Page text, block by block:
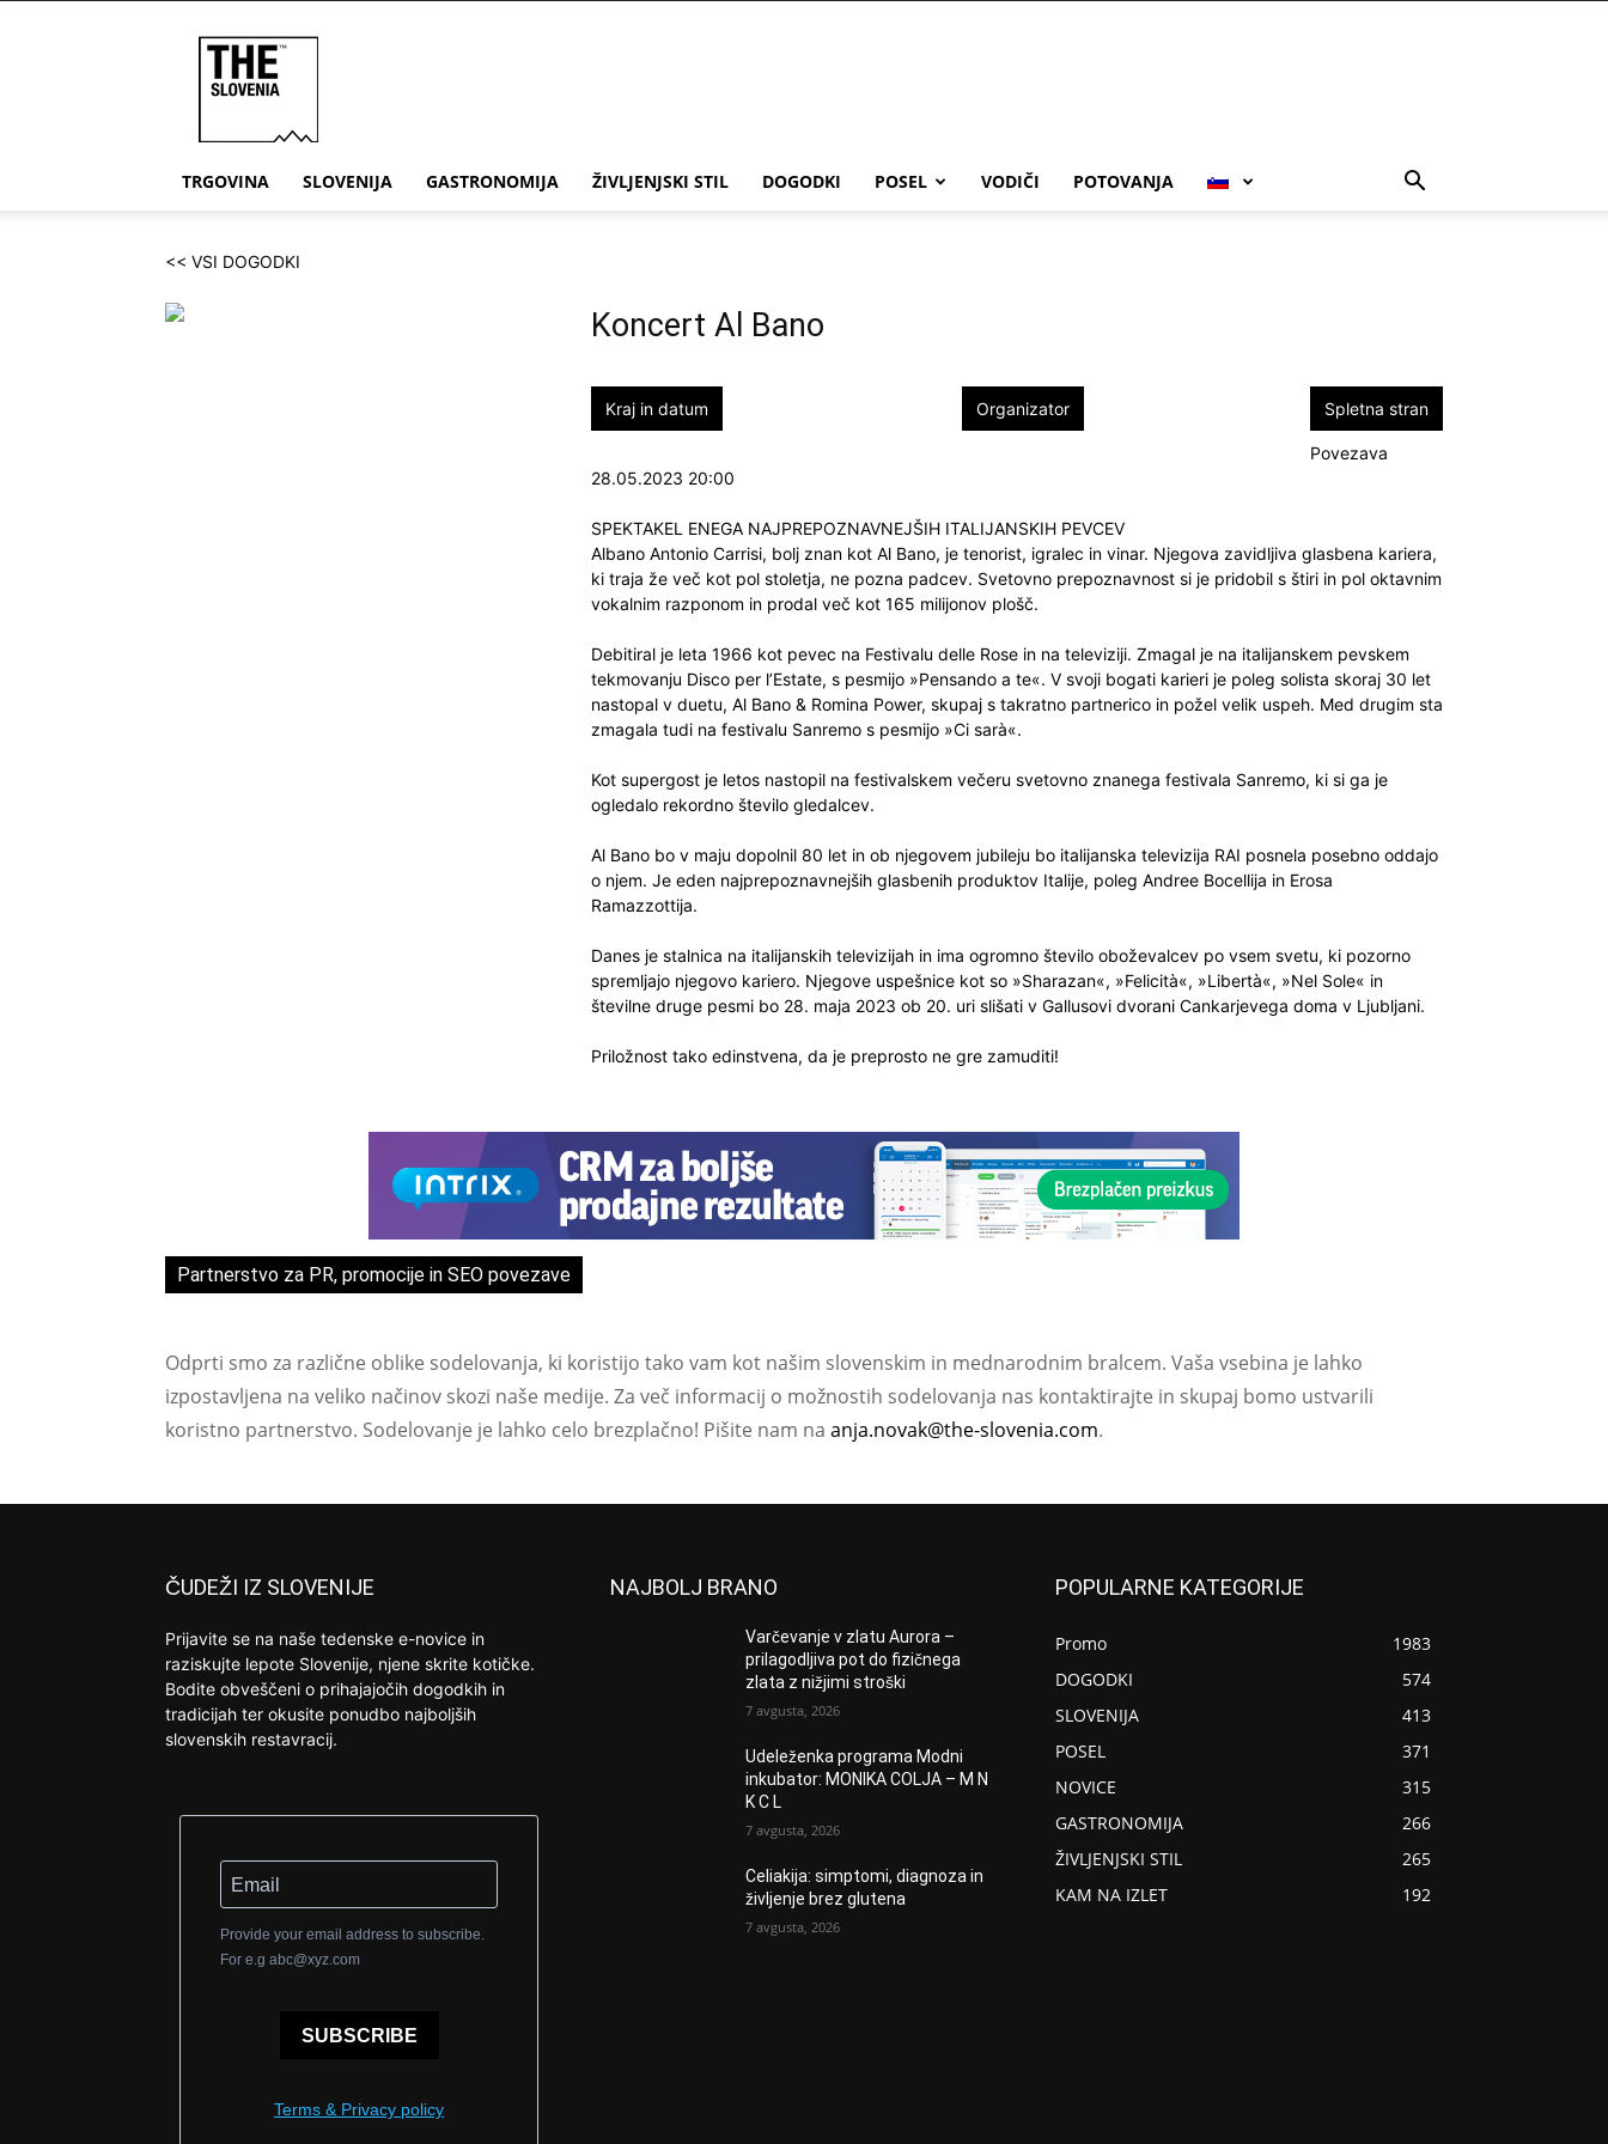
TRGOVINA SLOVENIJA GASTRONOMIJA ŽIVLJENJSKI STIL DOGODKI POSEL VODIČI POTOVANJA
<< VSI DOGODKI
Koncert Al Bano
Kraj in datum
28.05.2023 20:00
Organizator Spletna stran
Povezava
SPEKTAKEL ENEGA NAJPREPOZNAVNEJŠIH ITALIJANSKIH PEVCEV
Albano Antonio Carrisi, bolj znan kot Al Bano, je tenorist, igralec in vinar. Njegova zavidljiva glasbena kariera,
ki traja že več kot pol stoletja, ne pozna padcev. Svetovno prepoznavnost si je pridobil s štiri in pol oktavnim
vokalnim razponom in prodal več kot 165 milijonov plošč.
Debitiral je leta 1966 kot pevec na Festivalu delle Rose in na televiziji. Zmagal je na italijanskem pevskem
tekmovanju Disco per l’Estate, s pesmijo »Pensando a te«. V svoji bogati karieri je poleg solista skoraj 30 let
nastopal v duetu, Al Bano & Romina Power, skupaj s takratno partnerico in požel velik uspeh. Med drugim sta
zmagala tudi na festivalu Sanremo s pesmijo »Ci sarà«.
Kot supergost je letos nastopil na festivalskem večeru svetovno znanega festivala Sanremo, ki si ga je
ogledalo rekordno število gledalcev.
Al Bano bo v maju dopolnil 80 let in ob njegovem jubileju bo italijanska televizija RAI posnela posebno oddajo
o njem. Je eden najprepoznavnejših glasbenih produktov Italije, poleg Andree Bocellija in Erosa
Ramazzottija.
Danes je stalnica na italijanskih televizijah in ima ogromno število oboževalcev po vsem svetu, ki pozorno
spremljajo njegovo kariero. Njegove uspešnice kot so »Sharazan«, »Felicità«, »Libertà«, »Nel Sole« in
številne druge pesmi bo 28. maja 2023 ob 20. uri slišati v Gallusovi dvorani Cankarjevega doma v Ljubljani.
Priložnost tako edinstvena, da je preprosto ne gre zamuditi!
Partnerstvo za PR, promocije in SEO povezave
Odprti smo za različne oblike sodelovanja, ki koristijo tako vam kot našim slovenskim in mednarodnim bralcem. Vaša vsebina je lahko
izpostavljena na veliko načinov skozi naše medije. Za več informacij o možnostih sodelovanja nas kontaktirajte in skupaj bomo ustvarili
koristno partnerstvo. Sodelovanje je lahko celo brezplačno! Pišite nam na anja.novak@the-slovenia.com.
ČUDEŽI IZ SLOVENIJE
Prijavite se na naše tedenske e-novice in
raziskujte lepote Slovenije, njene skrite kotičke.
Bodite obveščeni o prihajajočih dogodkih in
tradicijah ter okusite ponudbo najboljših
slovenskih restavracij.
Provide your email address to subscribe.
For e.g abc@xyz.com
SUBSCRIBE
Terms & Privacy policy
NAJBOLJ BRANO
Varčevanje v zlatu Aurora –
prilagodljiva pot do fizičnega
zlata z nižjimi stroški
7 avgusta, 2026
Udeleženka programa Modni
inkubator: MONIKA COLJA – M N
K C L
7 avgusta, 2026
Celiakija: simptomi, diagnoza in
življenje brez glutena
7 avgusta, 2026
POPULARNE KATEGORIJE
Promo
1983
DOGODKI
574
SLOVENIJA
413
POSEL
371
NOVICE
315
GASTRONOMIJA
266
ŽIVLJENJSKI STIL
265
KAM NA IZLET
192